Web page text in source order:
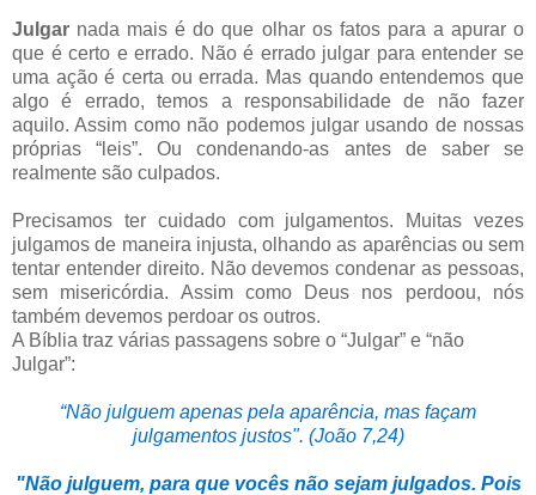
Julgar nada mais é do que olhar os fatos para a apurar o
que é certo e errado. Não é errado julgar para entender se
uma ação é certa ou errada. Mas quando entendemos que
algo é errado, temos a responsabilidade de não fazer
aquilo. Assim como não podemos julgar usando de nossas
próprias “leis”. Ou condenando-as antes de saber se
realmente são culpados.
Precisamos ter cuidado com julgamentos. Muitas vezes
julgamos de maneira injusta, olhando as aparências ou sem
tentar entender direito. Não devemos condenar as pessoas,
sem misericórdia. Assim como Deus nos perdoou, nós
também devemos perdoar os outros.
A Bíblia traz várias passagens sobre o “Julgar” e “não
Julgar”:
“Não julguem apenas pela aparência, mas façam
julgamentos justos". (João 7,24)
"Não julguem, para que vocês não sejam julgados. Pois